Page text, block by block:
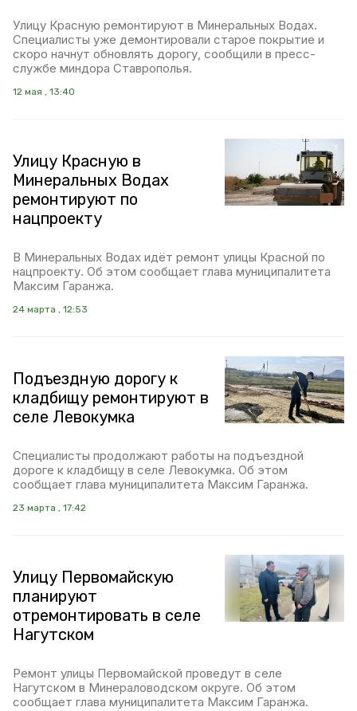
Улицу Красную ремонтируют в Минеральных Водах.
Специалисты уже демонтировали старое покрытие и
скоро начнут обновлять дорогу, сообщили в пресс-
службе миндора Ставрополья.
12 мая , 13:40
Улицу Красную в
Минеральных Водах
ремонтируют по
нацпроекту
В Минеральных Водах идёт ремонт улицы Красной по
нацпроекту. Об этом сообщает глава муниципалитета
Максим Гаранжа.
24 марта , 12:53
Подъездную дорогу к
кладбищу ремонтируют в
селе Левокумка
Специалисты продолжают работы на подъездной
дороге к кладбищу в селе Левокумка. Об этом
сообщает глава муниципалитета Максим Гаранжа.
23 марта , 17:42
Улицу Первомайскую
планируют
отремонтировать в селе
Нагутском
Ремонт улицы Первомайской проведут в селе
Нагутском в Минераловодском округе. Об этом
сообщает глава муниципалитета Максим Гаранжа.